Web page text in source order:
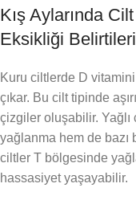
Kış Aylarında
Eksikliği Belirtileri
Kuru ciltlerde D
çıkar. Bu cilt tipinde
çizgiler oluşabilir. Yağlı
yağlanma hem de
ciltler T bölgesinde
hassasiyet yaşayabilir.